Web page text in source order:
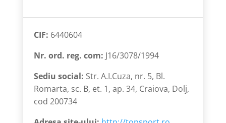
CIF: 6440604
Nr. ord. reg. com: J16/3078/1994
Sediu social: Str. A.I.Cuza, nr. 5, Bl.
Romarta, sc. B, et. 1, ap. 34, Craiova, Dolj,
cod 200734